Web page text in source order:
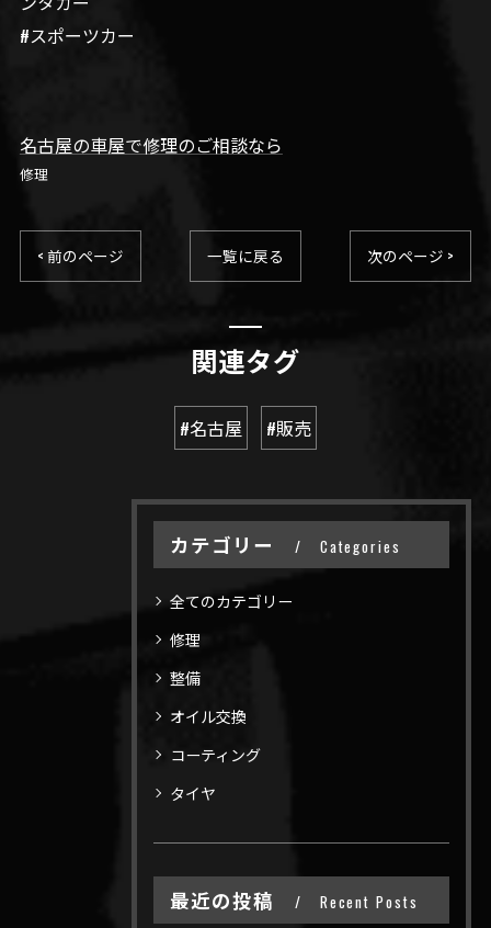
#スポーツカー
名古屋の車屋で修理のご相談なら
修理
< 前のページ 一覧に戻る 次のページ >
関連タグ
#名古屋 #販売
カテゴリー Categories
全てのカテゴリー
修理
整備
オイル交換
コーティング
タイヤ
最近の投稿 Recent Posts